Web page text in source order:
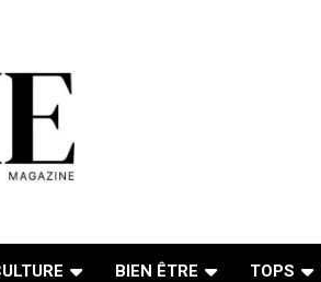
BIEN ÊTRE TOPS